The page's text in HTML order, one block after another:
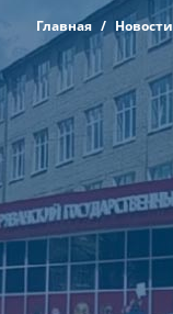
Главная Новости